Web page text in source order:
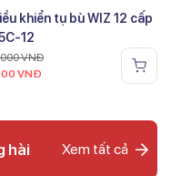
khiển tụ bù WIZ 12 cấp
12
VNĐ
VNĐ
hài Xem tất cả